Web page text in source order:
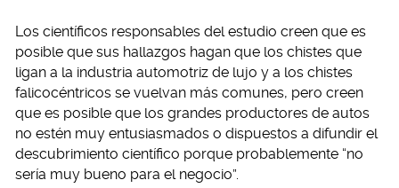
Los científicos responsables del estudio creen que es
posible que sus hallazgos hagan que los chistes que
ligan a la industria automotriz de lujo y a los chistes
falicocéntricos se vuelvan más comunes, pero creen
que es posible que los grandes productores de autos
no estén muy entusiasmados o dispuestos a difundir el
descubrimiento científico porque probablemente “no
sería muy bueno para el negocio”.